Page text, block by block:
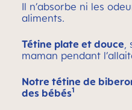
Il n’absorbe ni les
aliments.
Tétine plate et douce,
maman pendant
Notre tétine de
des bébés1